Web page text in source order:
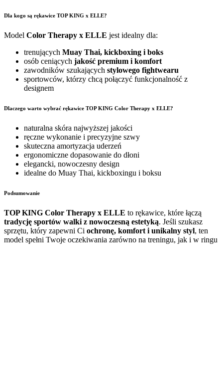
Dla kogo są rękawice TOP KING x ELLE?
Model Color Therapy x ELLE jest idealny dla:
trenujących Muay Thai, kickboxing i boks
osób ceniących jakość premium i komfort
zawodników szukających stylowego fightwearu
sportowców, którzy chcą połączyć funkcjonalność z
designem
Dlaczego warto wybrać rękawice TOP KING Color Therapy x ELLE?
naturalna skóra najwyższej jakości
ręczne wykonanie i precyzyjne szwy
skuteczna amortyzacja uderzeń
ergonomiczne dopasowanie do dłoni
elegancki, nowoczesny design
idealne do Muay Thai, kickboxingu i boksu
Podsumowanie
TOP KING Color Therapy x ELLE to rękawice, które łączą
tradycję sportów walki z nowoczesną estetyką. Jeśli szukasz
sprzętu, który zapewni Ci ochronę, komfort i unikalny styl, ten
model spełni Twoje oczekiwania zarówno na treningu, jak i w ringu